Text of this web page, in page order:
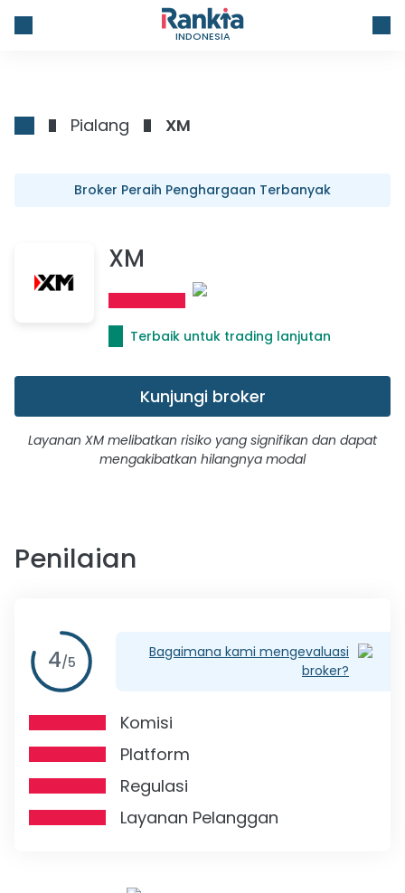
INDONESIA
Pialang XM
Broker Peraih Penghargaan Terbanyak
XM
Terbaik untuk trading lanjutan
Kunjungi broker
Layanan XM melibatkan risiko yang signifikan dan dapat
mengakibatkan hilangnya modal
Penilaian
4/5
Bagaimana kami mengevaluasi
broker?
Komisi
Platform
Regulasi
Layanan Pelanggan